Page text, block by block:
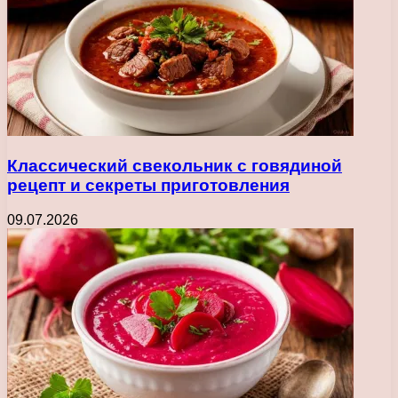
Классический свекольник с говядиной
рецепт и секреты приготовления
09.07.2026